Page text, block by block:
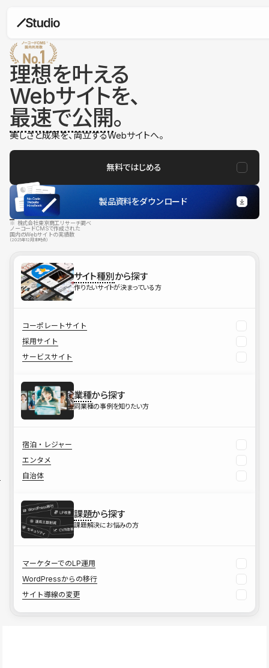
理想を叶える
Webサイトを、
最速で公開。
美しさと成果を、両立するWebサイトへ。
無料ではじめる
製品資料をダウンロード
※ 株式会社東京商工リサーチ調べ
ノーコードCMSで作成された
国内のWebサイトの実績数
（2025年12月末時点）
サイト種別から探す
作りたいサイトが決まっている方
コーポレートサイト
採用サイト
サービスサイト
業種から探す
同業種の事例を知りたい方
宿泊・レジャー
エンタメ
自治体
課題から探す
課題解決にお悩みの方
マーケターでのLP運用
WordPressからの移行
サイト導線の変更